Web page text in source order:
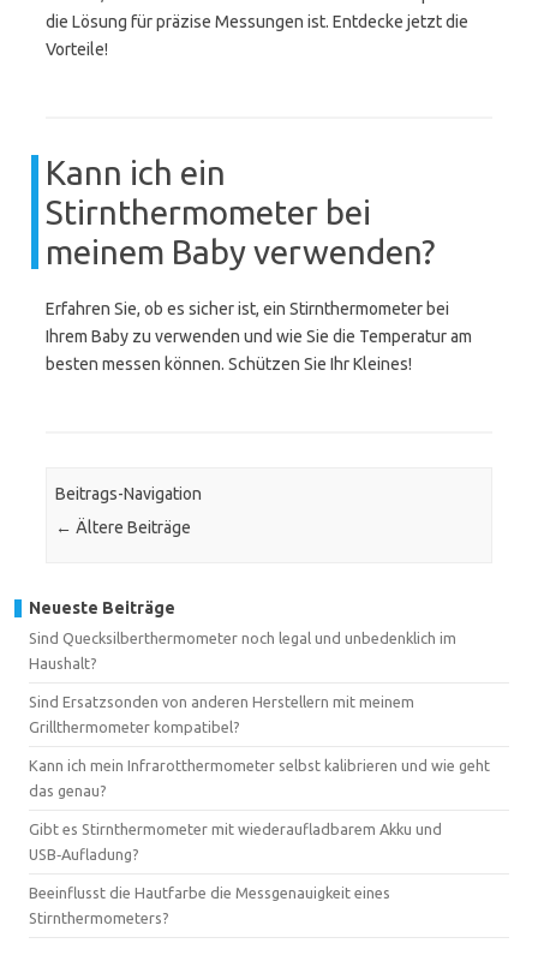
die Lösung für präzise Messungen ist. Entdecke jetzt die
Vorteile!
Kann ich ein
Stirnthermometer bei
meinem Baby verwenden?
Erfahren Sie, ob es sicher ist, ein Stirnthermometer bei
Ihrem Baby zu verwenden und wie Sie die Temperatur am
besten messen können. Schützen Sie Ihr Kleines!
Beitrags-Navigation
← Ältere Beiträge
Neueste Beiträge
Sind Quecksilberthermometer noch legal und unbedenklich im
Haushalt?
Sind Ersatzsonden von anderen Herstellern mit meinem
Grillthermometer kompatibel?
Kann ich mein Infrarotthermometer selbst kalibrieren und wie geht
das genau?
Gibt es Stirnthermometer mit wiederaufladbarem Akku und
USB‑Aufladung?
Beeinflusst die Hautfarbe die Messgenauigkeit eines
Stirnthermometers?